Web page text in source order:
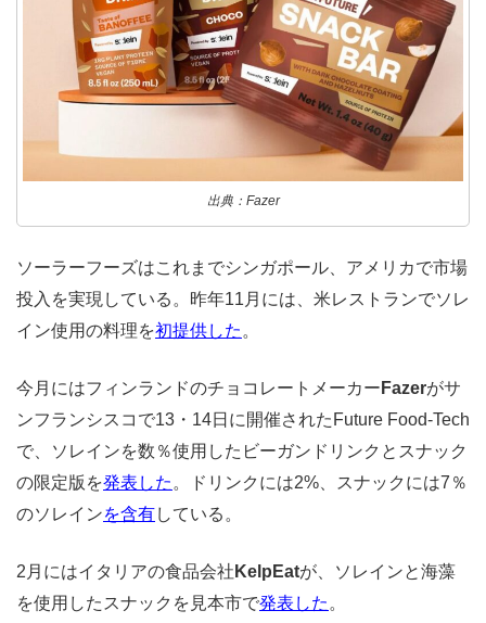
出典：Fazer
ソーラーフーズはこれまでシンガポール、アメリカで市場
投入を実現している。昨年11月には、米レストランでソレ
イン使用の料理を初提供した 。
今月にはフィンランドのチョコレートメーカー Fazerがサ
ンフランシスコで13・14日に開催されたFuture Food-Tech
で、ソレインを数％使用したビーガンドリンクとスナック
の限定版を発表した 。ドリンクには2%、スナックには7％
のソレインを含有している。
2月にはイタリアの食品会社 KelpEatが、ソレインと海藻
を使用したスナックを見本市で発表した 。